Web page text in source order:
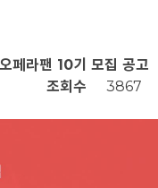
페라팬 10기 모집 공고
조회수 3867